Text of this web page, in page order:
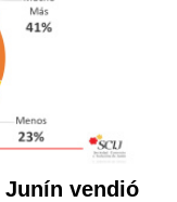
Junín vendió